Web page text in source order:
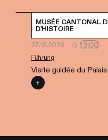
MUSÉE CANTONAL
D'HISTOIRE
27.12.2026 13:00
Führung
Visite guidée du